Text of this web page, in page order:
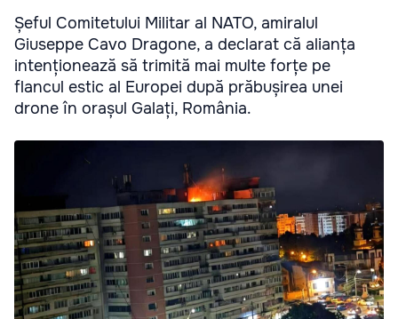
Șeful Comitetului Militar al NATO, amiralul
Giuseppe Cavo Dragone, a declarat că alianța
intenționează să trimită mai multe forțe pe
flancul estic al Europei după prăbușirea unei
drone în orașul Galați, România.